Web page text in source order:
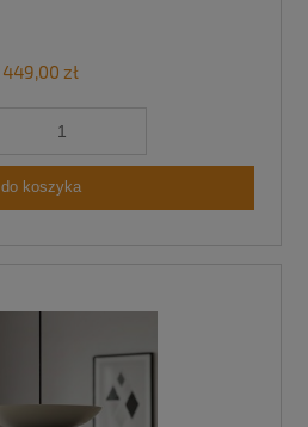
449,00 zł
do koszyka